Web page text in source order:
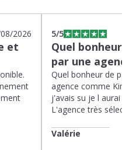
2026
et
5/5
Quel bonheur
par une
Quel bonheur de
agence comme
j'avais su je l aurai
L'agence très
Valérie